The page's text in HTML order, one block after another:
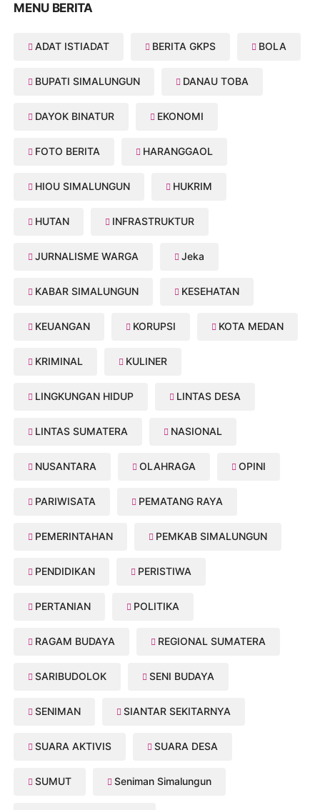
MENU BERITA
ADAT ISTIADAT BERITA GKPS BOLA
BUPATI SIMALUNGUN DANAU TOBA
DAYOK BINATUR EKONOMI
FOTO BERITA HARANGGAOL
HIOU SIMALUNGUN HUKRIM
HUTAN INFRASTRUKTUR
JURNALISME WARGA Jeka
KABAR SIMALUNGUN KESEHATAN
KEUANGAN KORUPSI KOTA MEDAN
KRIMINAL KULINER
LINGKUNGAN HIDUP LINTAS DESA
LINTAS SUMATERA NASIONAL
NUSANTARA OLAHRAGA OPINI
PARIWISATA PEMATANG RAYA
PEMERINTAHAN PEMKAB SIMALUNGUN
PENDIDIKAN PERISTIWA
PERTANIAN POLITIKA
RAGAM BUDAYA REGIONAL SUMATERA
SARIBUDOLOK SENI BUDAYA
SENIMAN SIANTAR SEKITARNYA
SUARA AKTIVIS SUARA DESA
SUMUT Seniman Simalungun